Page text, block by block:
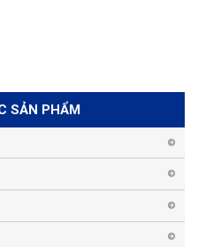
SẢN PHẨM